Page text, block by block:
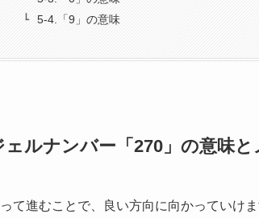
5-4.「9」の意味
ェルナンバー「270」の意味
て進むことで、良い方向に向かっていけま